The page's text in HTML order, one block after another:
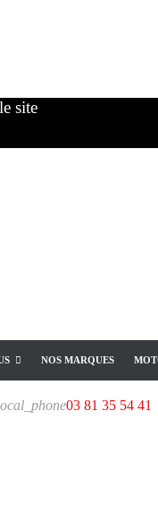
site
NOS MARQUES
03 81 35 54 41